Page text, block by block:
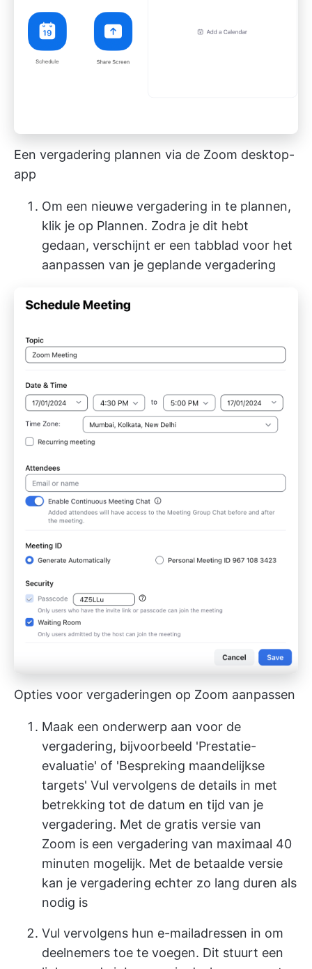
Een vergadering plannen via de Zoom desktop-
app
Om een nieuwe vergadering in te plannen,
klik je op Plannen. Zodra je dit hebt
gedaan, verschijnt er een tabblad voor het
aanpassen van je geplande vergadering
Opties voor vergaderingen op Zoom aanpassen
Maak een onderwerp aan voor de
vergadering, bijvoorbeeld 'Prestatie-
evaluatie' of 'Bespreking maandelijkse
targets' Vul vervolgens de details in met
betrekking tot de datum en tijd van je
vergadering. Met de gratis versie van
Zoom is een vergadering van maximaal 40
minuten mogelijk. Met de betaalde versie
kan je vergadering echter zo lang duren als
nodig is
Vul vervolgens hun e-mailadressen in om
deelnemers toe te voegen. Dit stuurt een